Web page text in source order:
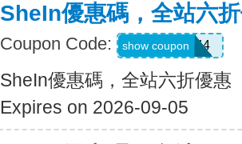
SheIn優惠碼，全站六
Coupon Code: V3A44
show coupon
SheIn優惠碼，全站六折優惠
Expires on 2026-09-05